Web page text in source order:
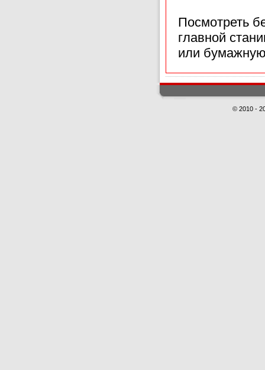
Посмотреть
главной
или
© 2010 -